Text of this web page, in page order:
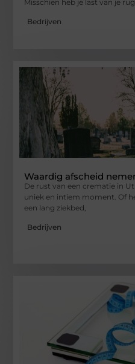
Misschien heb je last van je
Bedrijven
Waardig afscheid
De rust van een crematie in
uniek en intiem moment. Of
een lang ziekbed,
Bedrijven